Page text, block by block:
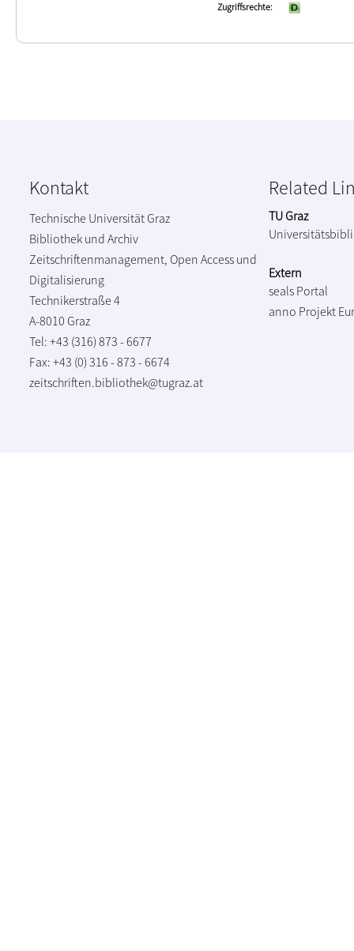
Zugriffsrechte
Kontakt
Technische Universität Graz
Bibliothek und Archiv
Zeitschriftenmanagement, Open Access und
Digitalisierung
Technikerstraße 4
A-8010 Graz
Tel: +43 (316) 873 - 6677
Fax: +43 (0) 316 - 873 - 6674
zeitschriften.bibliothek@tugraz.at
Related
TU Graz
Extern
seals Portal
anno Projekt